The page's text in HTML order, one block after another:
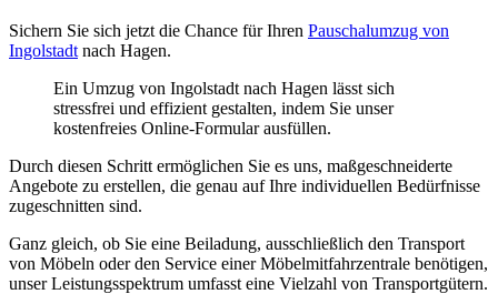
Sichern Sie sich jetzt die Chance für Ihren Pauschalumzug von
Ingolstadt nach Hagen.
Ein Umzug von Ingolstadt nach Hagen lässt sich
stressfrei und effizient gestalten, indem Sie unser
kostenfreies Online-Formular ausfüllen.
Durch diesen Schritt ermöglichen Sie es uns, maßgeschneiderte
Angebote zu erstellen, die genau auf Ihre individuellen Bedürfnisse
zugeschnitten sind.
Ganz gleich, ob Sie eine Beiladung, ausschließlich den Transport
von Möbeln oder den Service einer Möbelmitfahrzentrale benötigen,
unser Leistungsspektrum umfasst eine Vielzahl von Transportgütern.